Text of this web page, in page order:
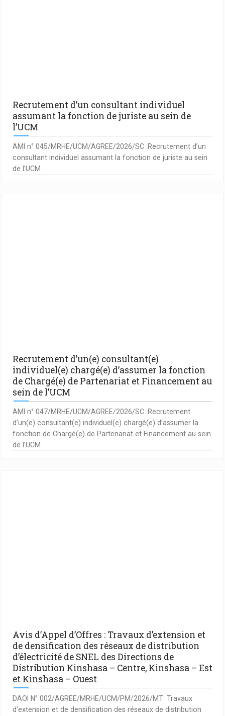
Recrutement d’un consultant individuel
assumant la fonction de juriste au sein de
l’UCM
AMI n° 045/MRHE/UCM/AGREE/2026/SC :Recrutement d’un
consultant individuel assumant la fonction de juriste au sein
de l’UCM
Recrutement d’un(e) consultant(e)
individuel(e) chargé(e) d’assumer la fonction
de Chargé(e) de Partenariat et Financement au
sein de l’UCM
AMI n° 047/MRHE/UCM/AGREE/2026/SC :Recrutement
d’un(e) consultant(e) individuel(e) chargé(e) d’assumer la
fonction de Chargé(e) de Partenariat et Financement au sein
de l’UCM
Avis d’Appel d’Offres : Travaux d’extension et
de densification des réseaux de distribution
d’électricité de SNEL des Directions de
Distribution Kinshasa – Centre, Kinshasa – Est
et Kinshasa – Ouest
DAOI N° 002/AGREE/MRHE/UCM/PM/2026/MT: Travaux
d’extension et de densification des réseaux de distribution